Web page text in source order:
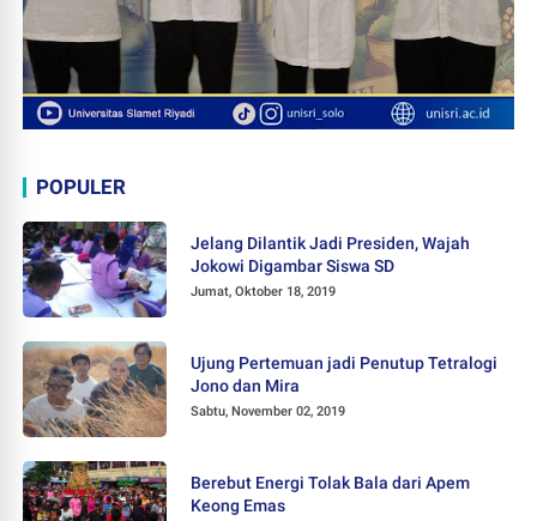
POPULER
Jelang Dilantik Jadi Presiden, Wajah
Jokowi Digambar Siswa SD
Jumat, Oktober 18, 2019
Ujung Pertemuan jadi Penutup Tetralogi
Jono dan Mira
Sabtu, November 02, 2019
Berebut Energi Tolak Bala dari Apem
Keong Emas